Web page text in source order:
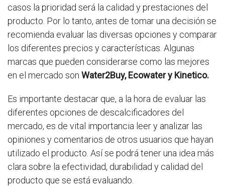
casos la prioridad será la calidad y prestaciones del
producto. Por lo tanto, antes de tomar una decisión se
recomienda evaluar las diversas opciones y comparar
los diferentes precios y características. Algunas
marcas que pueden considerarse como las mejores
en el mercado son Water2Buy, Ecowater y Kinetico.
Es importante destacar que, a la hora de evaluar las
diferentes opciones de descalcificadores del
mercado, es de vital importancia leer y analizar las
opiniones y comentarios de otros usuarios que hayan
utilizado el producto. Así se podrá tener una idea más
clara sobre la efectividad, durabilidad y calidad del
producto que se está evaluando.